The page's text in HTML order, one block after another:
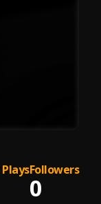
Followers
0